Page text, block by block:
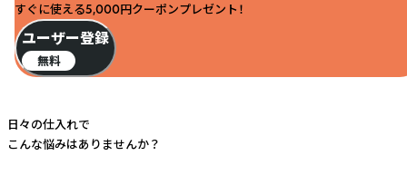
すぐに使える5,000円クーポンプレゼント！
ユーザー登録
無料
日々の仕入れで
こんな悩みはありませんか？